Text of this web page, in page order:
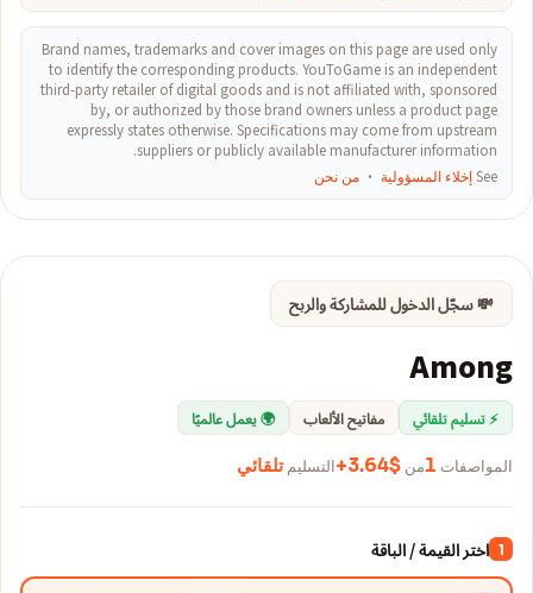
Brand names, trademarks and cover images on this page are used only
to identify the corresponding products. YouToGame is an independent
third-party retailer of digital goods and is not affiliated with, sponsored
by, or authorized by those brand owners unless a product page
expressly states otherwise. Specifications may come from upstream
suppliers or publicly available manufacturer information.
Seeإخلاء المسؤولية · من نحن
💸 سجّل الدخول للمشاركة والربح
Among
⚡ تسليم تلقائي مفاتيح الألعاب 🌍 يعمل عالميًا
المواصفات 1من $3.64+ التسليمتلقائي
1 اختر القيمة / الباقة